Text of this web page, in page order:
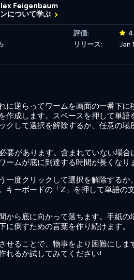
Feigenbaum
について学ぶ
評価:
リリース:
Jan
に逆らってワームを画面の一番下に
作成します。スペースを押して単語
クして選択を解除するか、任意の場
要があります。含まれていない場
ムが底に到達する時間が長くなり
一度クリックして選択を解除するか
キーボードの「Z」を押して単語の
から底に向かって落ちます。手紙の
倒すための言葉を作り続けます。
せることで、物事をより困難にしま
れるか試してみてください!